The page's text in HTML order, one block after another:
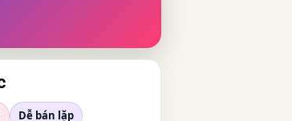
Dễ bán lặp